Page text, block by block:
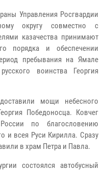
Управления Росгвардии
округу совместно с
казачества принимают
порядка и обеспечении
пребывания на Ямале
воинства Георгия
мощи небесного
Победоносца. Ковчег
по благословению
и всея Руси Кирилла. Сразу
в храм Петра и Павла.
состоялся автобусный